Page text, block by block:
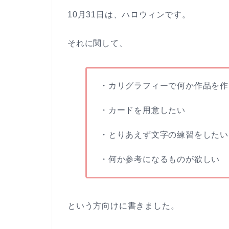
10月31日は、ハロウィンです。
それに関して、
・カリグラフィーで何か作品を
・カードを用意したい
・とりあえず文字の練習をしたい
・何か参考になるものが欲しい
という方向けに書きました。